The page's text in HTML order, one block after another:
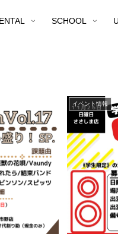
SCHOOL
イベント情報